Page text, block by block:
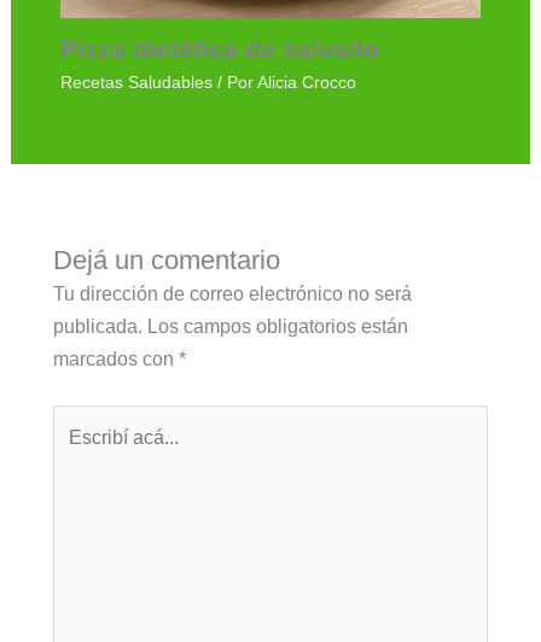
Pizza dietética de salvado
Recetas Saludables/ Por Alicia Crocco
Dejá un comentario
Tu dirección de correo electrónico no será
publicada. Los campos obligatorios están
marcados con *